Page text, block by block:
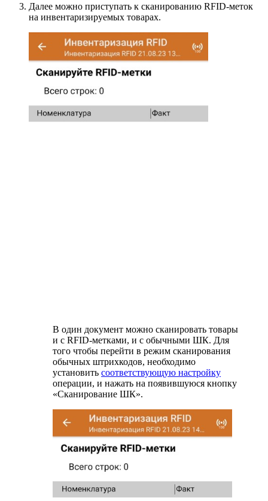
Далее можно приступать к сканированию RFID-меток
на инвентаризируемых товарах.
В один документ можно сканировать товары
и с RFID-метками, и с обычными ШК. Для
того чтобы перейти в режим сканирования
обычных штрихкодов, необходимо
установить соответствующую настройку
операции, и нажать на появившуюся кнопку
«Сканирование ШК».